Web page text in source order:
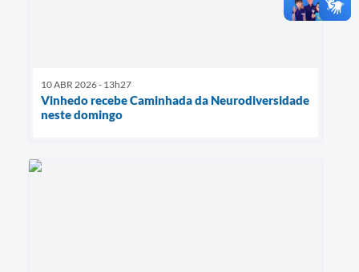
10 ABR 2026 - 13h27
Vinhedo recebe Caminhada da Neurodiversidade
neste domingo